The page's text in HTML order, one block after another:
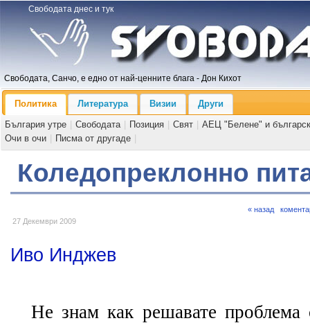
Свободата днес и тук
Свободата, Санчо, е едно от най-ценните блага - Дон Кихот
Политика Литература Визии
Други
България утре
Свободата Позиция Свят
АЕЦ "Белене" и
Очи в очи
Писма от другаде
Коледопреклонно
27 Декември 2009
« назад
Иво Инджев
Не знам как решавате